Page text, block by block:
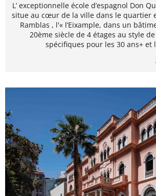
L’ exceptionnelle école d’espagnol Don
situe au cœur de la ville dans le quartier
Ramblas , l'« l’Eixample, dans un
20ème siècle de 4 étages au style
spécifiques pour les 30 ans+ et